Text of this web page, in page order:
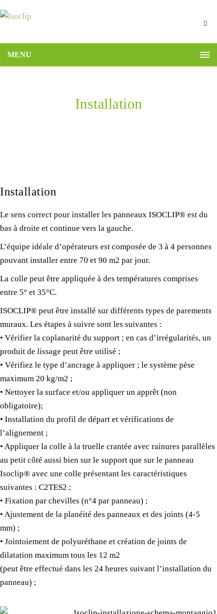
MENU
Installation
Installation
Le sens correct pour installer les panneaux ISOCLIP® est du
bas à droite et continue vers la gauche.
L’équipe idéale d’opérateurs est composée de 3 à 4 personnes
pouvant installer entre 70 et 90 m2 par jour.
La colle peut être appliquée à des températures comprises
entre 5° et 35°C.
ISOCLIP® peut être installé sur différents types de parements
muraux. Les étapes à suivre sont les suivantes :
• Vérifier la coplanarité du support ; en cas d’irrégularités, un
produit de lissage peut être utilisé ;
• Vérifiez le type d’ancrage à appliquer ; le système pèse
maximum 20 kg/m2 ;
• Nettoyer la surface et/ou appliquer un apprêt (non
obligatoire);
• Installation du profil de départ et vérifications de
l’alignement ;
• Appliquer la colle à la truelle crantée avec rainures parallèles
au petit côté aussi bien sur le support que sur le panneau
Isoclip® avec une colle présentant les caractéristiques
suivantes : C2TES2 ;
• Fixation par chevilles (n°4 par panneau) ;
• Ajustement de la planéité des panneaux et des joints (4-5
mm) ;
• Jointoiement de polyuréthane et création de joints de
dilatation maximum tous les 12 m2
(peut être effectué dans les 24 heures suivant l’installation du
panneau) ;